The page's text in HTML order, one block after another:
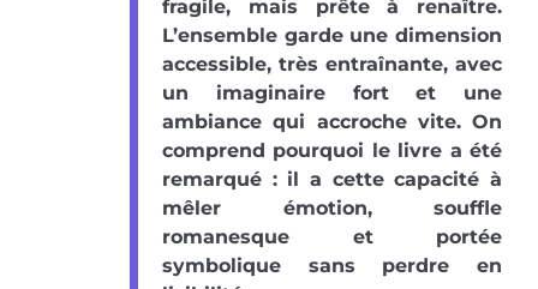
fragile, mais prête à renaître.
L’ensemble garde une dimension
accessible, très entraînante, avec
un imaginaire fort et une
ambiance qui accroche vite. On
comprend pourquoi le livre a été
remarqué : il a cette capacité à
mêler émotion, souffle
romanesque et portée
symbolique sans perdre en